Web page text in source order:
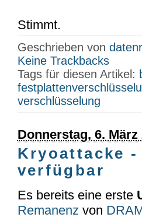
Stimmt.
Geschrieben von
Keine Trackbacks
Tags für diesen Artikel:
verschlüsselung
Donnerstag, 6. März
Kryoattacke
verfügbar
Es bereits eine erste
Remanenz von